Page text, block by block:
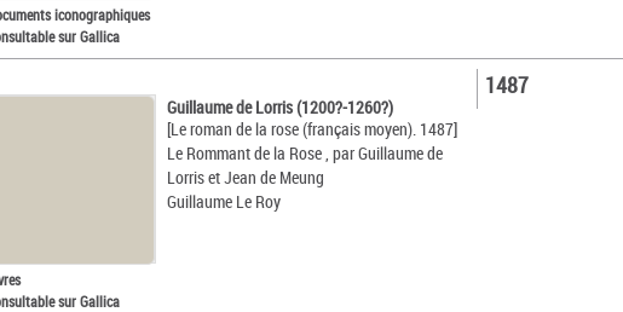
iconographiques
sur Gallica
Guillaume de Lorris (1200?-1260?)
[Le roman de la rose (français moyen). 1487]
Le Rommant de la Rose , par Guillaume de
Lorris et Jean de Meung
Guillaume Le Roy
1487
sur Gallica